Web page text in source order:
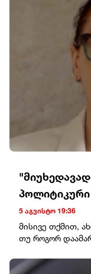
მოშლილა და
ეს
5 აგვისტო 19:36
მისივე თქმით,
თუ როგორ
პოლიტიკური